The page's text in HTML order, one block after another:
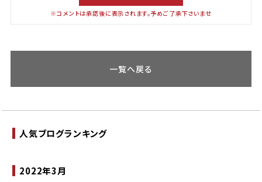
※コメントは承認後に表示されます。予めご了承下さいませ
一覧へ戻る
2022年3月
人気ブログランキング